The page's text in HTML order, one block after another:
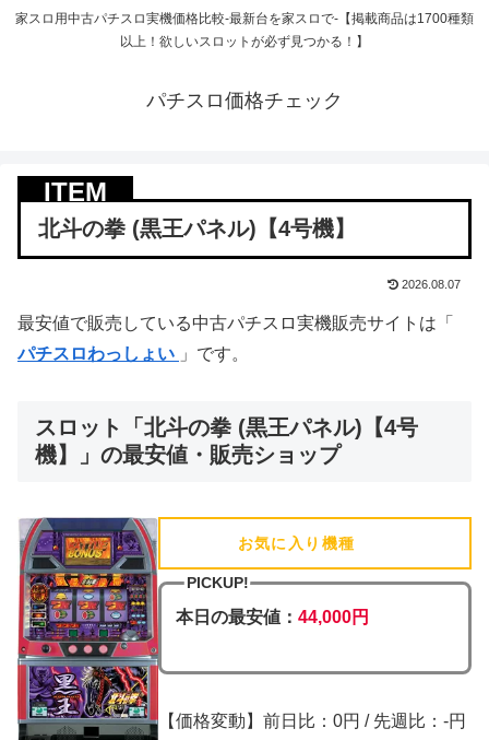
家スロ用中古パチスロ実機価格比較-最新台を家スロで-【掲載商品は1700種類
以上！欲しいスロットが必ず見つかる！】
パチスロ価格チェック
北斗の拳 (黒王パネル)【4号機】
2026.08.07
最安値で販売している中古パチスロ実機販売サイトは「
パチスロわっしょい 」です。
スロット「北斗の拳 (黒王パネル)【4号
機】」の最安値・販売ショップ
お気に入り機種
PICKUP!
本日の最安値： 44,000円
【価格変動】前日比：0円 / 先週比：-円